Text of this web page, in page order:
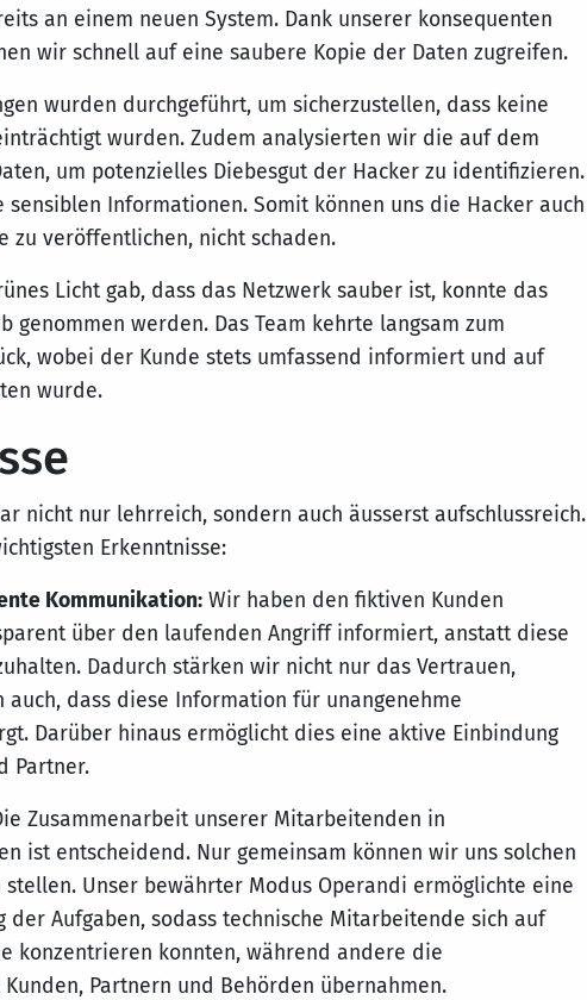
an einem neuen System. Dank unserer konsequenten
wir schnell auf eine saubere Kopie der Daten zugreifen.
wurden durchgeführt, um sicherzustellen, dass keine
wurden. Zudem analysierten wir die auf dem
um potenzielles Diebesgut der Hacker zu identifizieren.
sensiblen Informationen. Somit können uns die Hacker auch
zu veröffentlichen, nicht schaden.
Licht gab, dass das Netzwerk sauber ist, konnte das
genommen werden. Das Team kehrte langsam zum
wobei der Kunde stets umfassend informiert und auf
wurde.
nicht nur lehrreich, sondern auch äusserst aufschlussreich.
Erkenntnisse:
Kommunikation:Wir haben den fiktiven Kunden
über den laufenden Angriff informiert, anstatt diese
Dadurch stärken wir nicht nur das Vertrauen,
dass diese Information für unangenehme
Darüber hinaus ermöglicht dies eine aktive Einbindung
Partner.
Zusammenarbeit unserer Mitarbeitenden in
ist entscheidend. Nur gemeinsam können wir uns solchen
Unser bewährter Modus Operandi ermöglichte eine
der Aufgaben, sodass technische Mitarbeitende sich auf
konzentrieren konnten, während andere die
Partnern und Behörden übernahmen.